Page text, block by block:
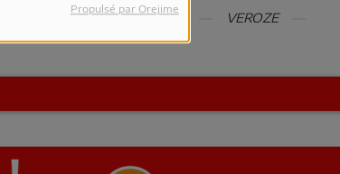
Propulsé par Orejime
VEROZE